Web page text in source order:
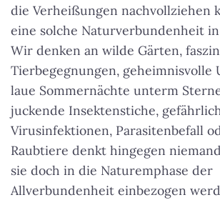
die Verheißungen nachvollziehen
eine solche Naturverbundenheit
Wir denken an wilde Gärten,
Tierbegegnungen, geheimnisvolle
laue Sommernächte unterm
juckende Insektenstiche,
Virusinfektionen, Parasitenbefall
Raubtiere denkt hingegen
sie doch in die Naturemphase der
Allverbundenheit einbezogen